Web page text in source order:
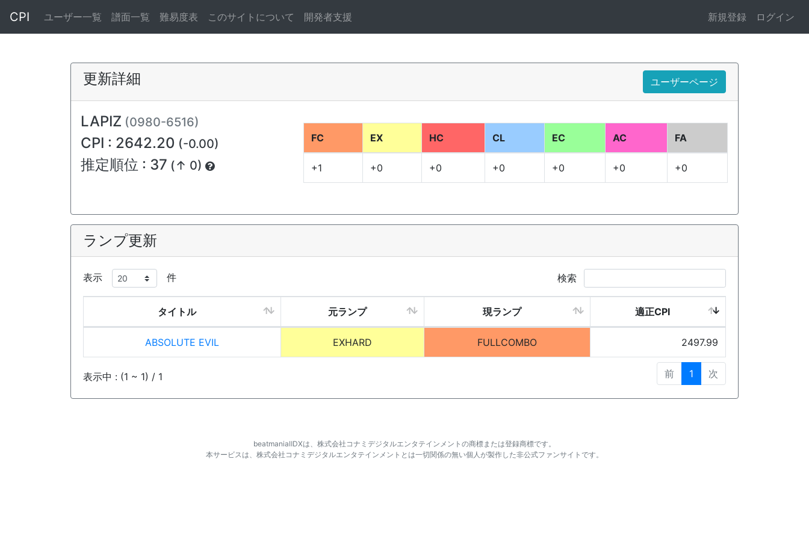
CPI ユーザー一覧 譜面一覧 難易度表 このサイトについて 開発者支援 新規登録 ログイン
更新詳細 ユーザーページ
LAPIZ (0980-6516)
CPI : 2642.20 (-0.00)
推定順位 : 37 (↑ 0)
FC EX HC CL EC AC FA
+1 +0 +0 +0 +0 +0 +0
ランプ更新
表示 件 検索
タイトル 元ランプ 現ランプ 適正CPI
ABSOLUTE EVIL EXHARD FULLCOMBO 2497.99
表示中 : (1 ~ 1) / 1 前 1 次
beatmaniaⅡDXは、株式会社コナミデジタルエンタテインメントの商標または登録商標です。
本サービスは、株式会社コナミデジタルエンタテインメントとは一切関係の無い個人が製作した非公式ファンサイトです。